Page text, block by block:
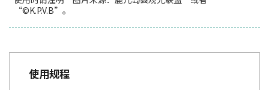
“©K.P.V.B”。
使用规程